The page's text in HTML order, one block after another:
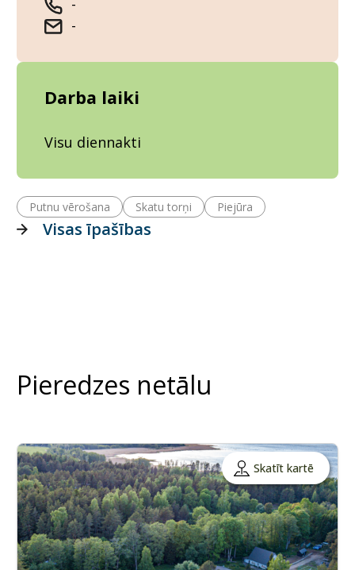
-
-
Darba laiki
Visu diennakti
Putnu vērošana Skatu torņi Piejūra
Visas īpašības
Pieredzes netālu
Skatīt kartē